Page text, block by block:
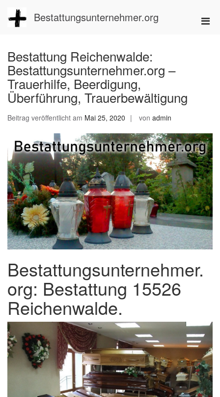
Inhalt
springen
Bestattungsunternehmer.org
Bestattung Reichenwalde:
Bestattungsunternehmer.org –
Trauerhilfe, Beerdigung,
Überführung, Trauerbewältigung
Beitrag veröffentlicht am Mai 25, 2020 von admin
Bestattungsunternehmer.
org: Bestattung 15526
Reichenwalde.